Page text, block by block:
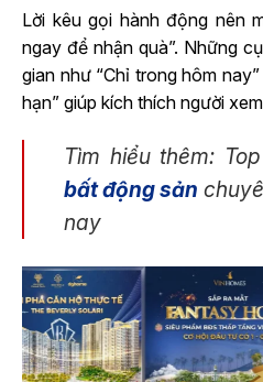
Lời kêu gọi hành động nên
ngay để nhận quà”. Những
gian như “Chỉ trong hôm
hạn” giúp kích thích người
Tìm hiểu thêm:
bất động sản
nay